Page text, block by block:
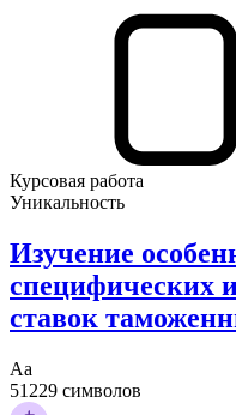
Курсовая работа
Уникальность
Изучение
специфических
ставок
Аа
51229 символов